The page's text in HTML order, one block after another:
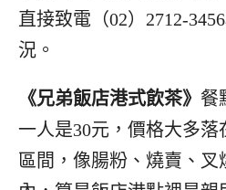
直接致電（02）2712-
況。
《兄弟飯店港式飲茶》 餐
一人是30元，價格大多落
區間，像腸粉、燒賣、叉